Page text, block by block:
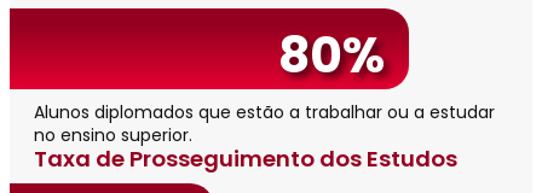
80%
Alunos diplomados que estão a trabalhar ou a estudar
no ensino superior.
Taxa de Prosseguimento dos Estudos